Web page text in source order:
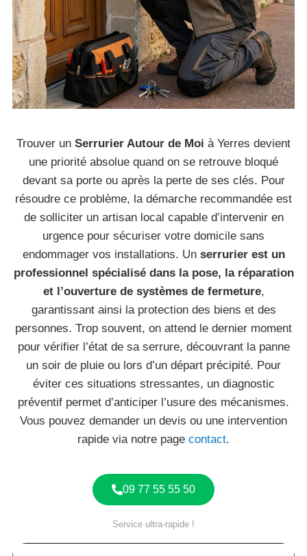
Trouver un Serrurier Autour de Moi à Yerres devient
une priorité absolue quand on se retrouve bloqué
devant sa porte ou après la perte de ses clés. Pour
résoudre ce problème, la démarche recommandée est
de solliciter un artisan local capable d’intervenir en
urgence pour sécuriser votre domicile sans
endommager vos installations. Un serrurier est un
professionnel spécialisé dans la pose, la réparation
et l’ouverture de systèmes de fermeture,
garantissant ainsi la protection des biens et des
personnes. Trop souvent, on attend le dernier moment
pour vérifier l’état de sa serrure, découvrant la panne
un soir de pluie ou lors d’un départ précipité. Pour
éviter ces situations stressantes, un diagnostic
préventif permet d’anticiper l’usure des mécanismes.
Vous pouvez demander un devis ou une intervention
rapide via notre page contact.
09 77 55 55 50
Service ultra-rapide !